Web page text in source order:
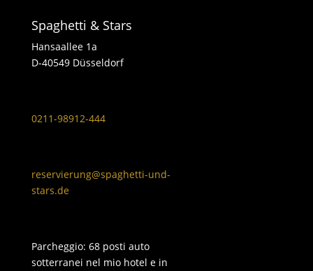
Spaghetti & Stars
Hansaallee 1a
D-40549 Düsseldorf
0211-98912-444
reservierung@spaghetti-und-
stars.de
Parcheggio: 68 posti auto
sotterranei nel mio hotel e in